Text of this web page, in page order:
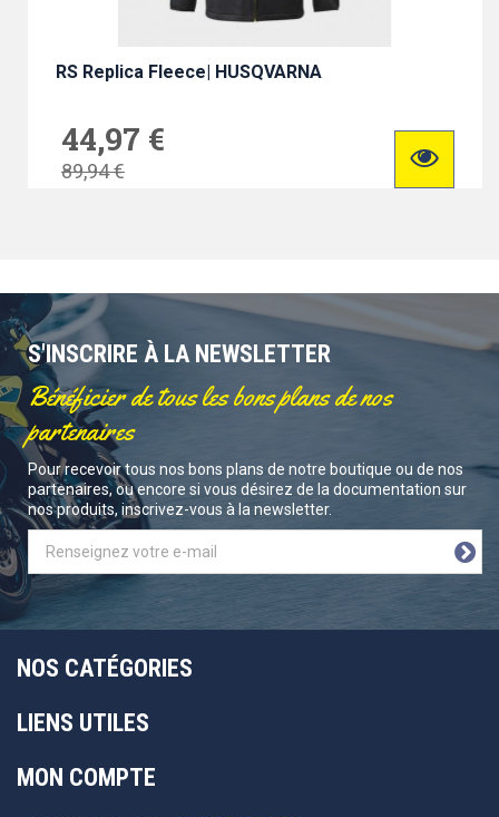
RS Replica Fleece| HUSQVARNA
44,97 €
89,94 €
S'INSCRIRE À LA NEWSLETTER
Bénéficier de tous les bons plans de nos
partenaires
Pour recevoir tous nos bons plans de notre boutique ou de nos
partenaires, ou encore si vous désirez de la documentation sur
nos produits, inscrivez-vous à la newsletter.
NOS CATÉGORIES
LIENS UTILES
MON COMPTE